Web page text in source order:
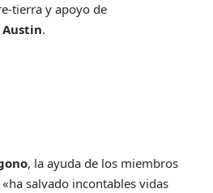
tierra y apoyo de
Austin.
, la ayuda de los miembros
«ha salvado incontables vidas